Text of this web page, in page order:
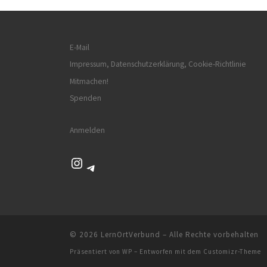
E-Mail
Impressum, Datenschutzerklärung, Cookie-Richtlinie
Mitmachen!
Spenden
Anmelden
Instagram
Telegram
© 2026 LernOrtVerbund – Alle Rechte vorbehalten
Präsentiert von WP – Entworfen mit dem Customizr-Theme